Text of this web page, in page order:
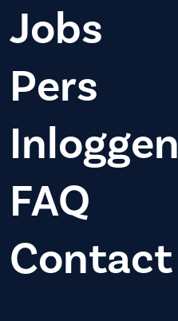
Jobs
Pers
Inloggen
FAQ
Contact